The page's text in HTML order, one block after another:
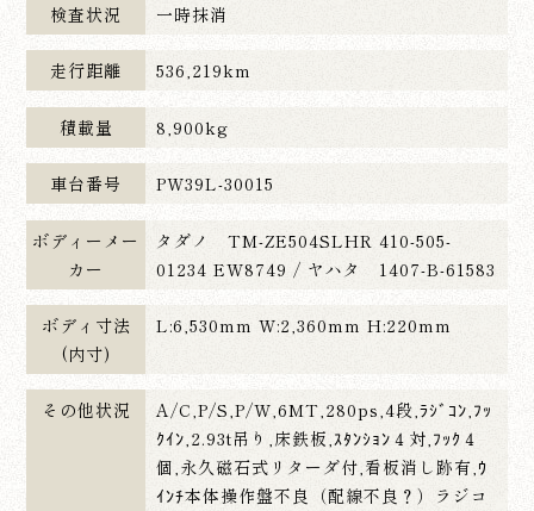
検査状況 一時抹消
走行距離 536,219km
積載量 8,900kg
車台番号 PW39L-30015
ボディーメー
カー
タダノ TM-ZE504SLHR 410-505-
01234 EW8749 / ヤハタ 1407-B-61583
ボディ寸法
(内寸)
L:6,530mm W:2,360mm H:220mm
その他状況
A/C,P/S,P/W,6MT,280ps,4段,ﾗｼﾞｺﾝ,ﾌｯ
ｸｲﾝ,2.93t吊り,床鉄板,ｽﾀﾝｼｮﾝ４対,ﾌｯｸ４
個,永久磁石式リターダ付,看板消し跡有,ｳ
ｲﾝﾁ本体操作盤不良（配線不良？）ラジコ